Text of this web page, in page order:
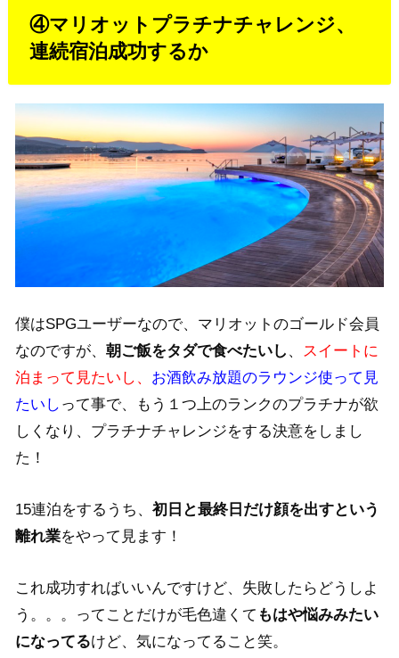
④マリオットプラチナチャレンジ、
連続宿泊成功するか
僕はSPGユーザーなので、マリオットのゴールド会員
なのですが、朝ご飯をタダで食べたいし 、 スイートに
泊まって見たいし、 お酒飲み放題のラウンジ使って見
たいし って事で、もう１つ上のランクのプラチナが欲
しくなり、プラチナチャレンジをする決意をしまし
た！
15連泊をするうち、初日と最終日だけ顔を出すという
離れ業をやって見ます！
これ成功すればいいんですけど、失敗したらどうしよ
う。。。ってことだけが毛色違くて もはや悩みみたい
になってるけど、気になってること笑。